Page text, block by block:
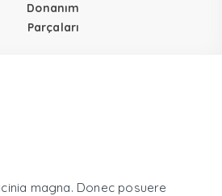
Donanım
Parçaları
magna. Donec posuere